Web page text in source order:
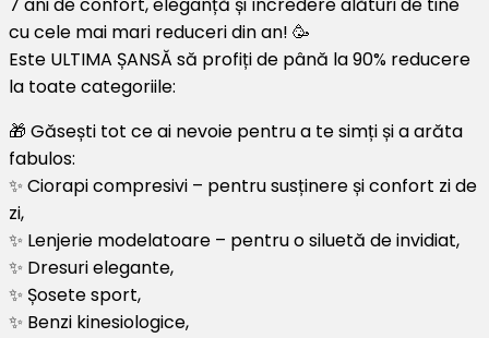
cu cele mai mari reduceri din an! 🥳
Este ULTIMA ȘANSĂ să profiți de până la 90% reducere
la toate categoriile:
🎁 Găsești tot ce ai nevoie pentru a te simți și a arăta
fabulos:
✨ Ciorapi compresivi – pentru susținere și confort zi de
zi,
✨ Lenjerie modelatoare – pentru o siluetă de invidiat,
✨ Dresuri elegante,
✨ Șosete sport,
✨ Benzi kinesiologice,